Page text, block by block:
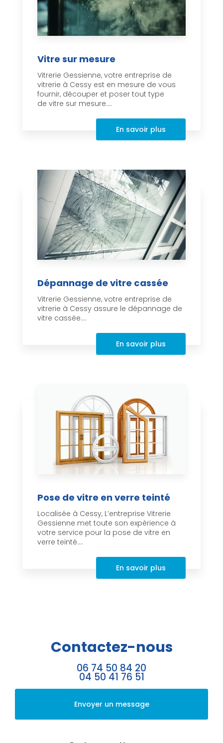
Vitre sur mesure
Vitrerie Gessienne, votre entreprise de
vitrerie à Cessy est en mesure de vous
fournir, découper et poser tout type
de vitre sur mesure....
En savoir plus
Dépannage de vitre cassée
Vitrerie Gessienne, votre entreprise de
vitrerie à Cessy assure le dépannage de
vitre cassée....
En savoir plus
Pose de vitre en verre teinté
Localisée à Cessy, L’entreprise Vitrerie
Gessienne met toute son expérience à
votre service pour la pose de vitre en
verre teinté....
En savoir plus
Contactez-nous
06 74 50 84 20
04 50 41 76 51
Envoyer un message